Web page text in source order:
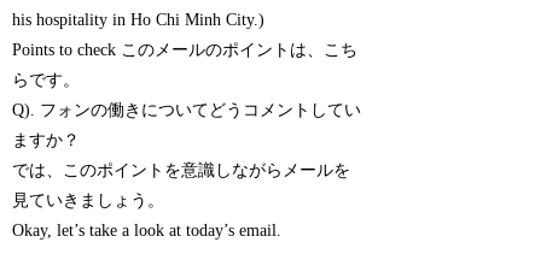
his hospitality in Ho Chi Minh City.)
Points to check このメールのポイントは、こち
らです。
Q). フォンの働きについてどうコメントしてい
ますか？
では、このポイントを意識しながらメールを
見ていきましょう。
Okay, let’s take a look at today’s email.